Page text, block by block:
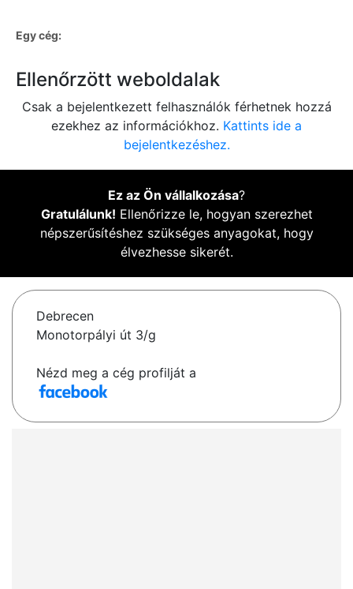
Egy cég:
Ellenőrzött weboldalak
Csak a bejelentkezett felhasználók férhetnek hozzá
ezekhez az információkhoz. Kattints ide a
bejelentkezéshez.
Ez az Ön vállalkozása?
Gratulálunk! Ellenőrizze le, hogyan szerezhet
népszerűsítéshez szükséges anyagokat, hogy
élvezhesse sikerét.
Debrecen
Monotorpályi út 3/g
Nézd meg a cég profilját a